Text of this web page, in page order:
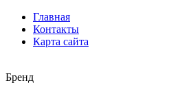
Главная
Контакты
Карта сайта
Бренд